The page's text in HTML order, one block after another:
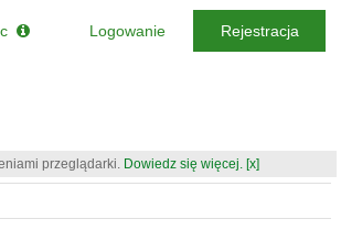
przeglądarki. Dowiedz się więcej. [x]
Logowanie Rejestracja